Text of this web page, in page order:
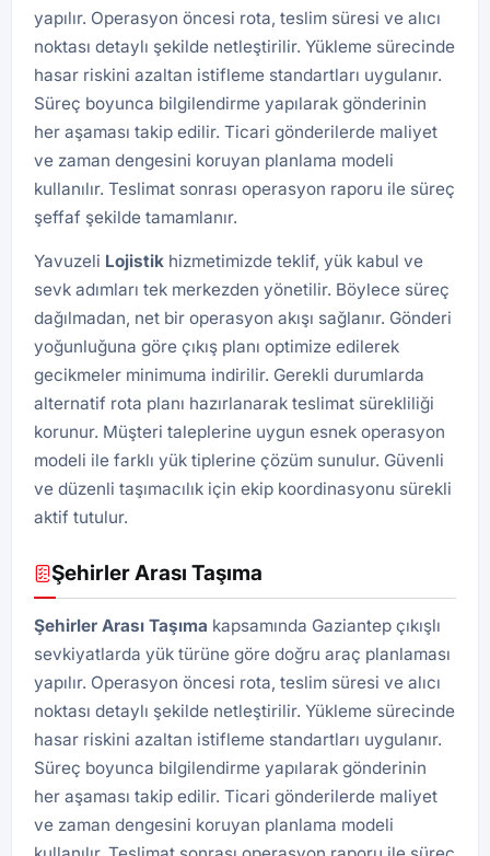
yapılır. Operasyon öncesi rota, teslim süresi ve alıcı
noktası detaylı şekilde netleştirilir. Yükleme sürecinde
hasar riskini azaltan istifleme standartları uygulanır.
Süreç boyunca bilgilendirme yapılarak gönderinin
her aşaması takip edilir. Ticari gönderilerde maliyet
ve zaman dengesini koruyan planlama modeli
kullanılır. Teslimat sonrası operasyon raporu ile süreç
şeffaf şekilde tamamlanır.
Yavuzeli Lojistik hizmetimizde teklif, yük kabul ve
sevk adımları tek merkezden yönetilir. Böylece süreç
dağılmadan, net bir operasyon akışı sağlanır. Gönderi
yoğunluğuna göre çıkış planı optimize edilerek
gecikmeler minimuma indirilir. Gerekli durumlarda
alternatif rota planı hazırlanarak teslimat sürekliliği
korunur. Müşteri taleplerine uygun esnek operasyon
modeli ile farklı yük tiplerine çözüm sunulur. Güvenli
ve düzenli taşımacılık için ekip koordinasyonu sürekli
aktif tutulur.
Şehirler Arası Taşıma
Şehirler Arası Taşıma kapsamında Gaziantep çıkışlı
sevkiyatlarda yük türüne göre doğru araç planlaması
yapılır. Operasyon öncesi rota, teslim süresi ve alıcı
noktası detaylı şekilde netleştirilir. Yükleme sürecinde
hasar riskini azaltan istifleme standartları uygulanır.
Süreç boyunca bilgilendirme yapılarak gönderinin
her aşaması takip edilir. Ticari gönderilerde maliyet
ve zaman dengesini koruyan planlama modeli